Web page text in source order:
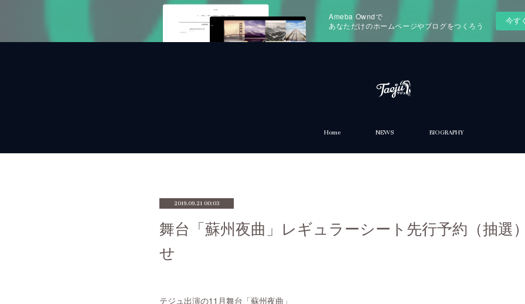
Ameba Owndで
あなただけのホームページやブログをつくろう
今す
Home NEWS BIOGRAPHY
2019.09.21 00:03
舞台「蘇州夜曲」レギュラーシート先行予約（抽選
せ
テジュ出演の11月舞台「蘇州夜曲」